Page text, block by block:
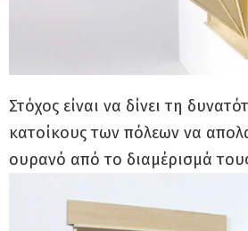
Στόχος είναι να δίνει τη
κατοίκους των πόλεων να
ουρανό από το διαμέρισμά